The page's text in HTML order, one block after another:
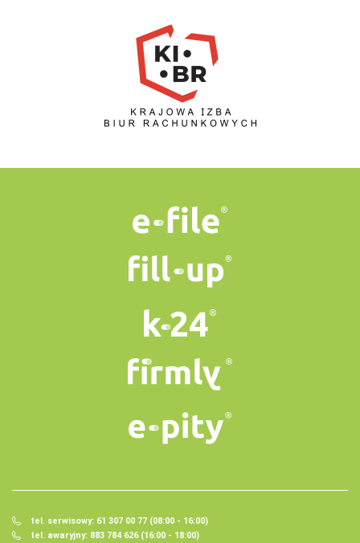
tel. serwisowy: 61 307 00 77 (08:00 - 16:00)
tel. awaryjny: 883 784 626 (16:00 - 18:00)